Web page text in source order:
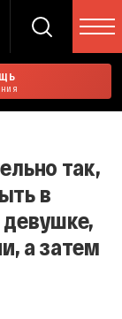
так,
в
девушке,
а затем